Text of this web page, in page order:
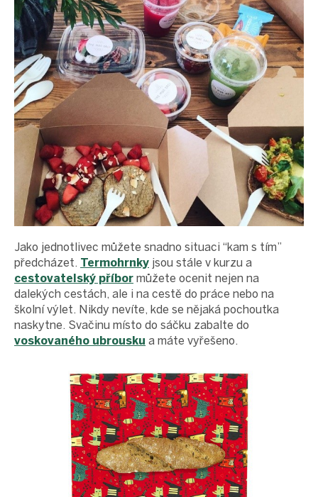
Jako jednotlivec můžete snadno situaci “kam s tím”
předcházet. Termohrnky jsou stále v kurzu a
cestovatelský příbor můžete ocenit nejen na
dalekých cestách, ale i na cestě do práce nebo na
školní výlet. Nikdy nevíte, kde se nějaká pochoutka
naskytne. Svačinu místo do sáčku zabalte do
voskovaného ubrousku a máte vyřešeno.